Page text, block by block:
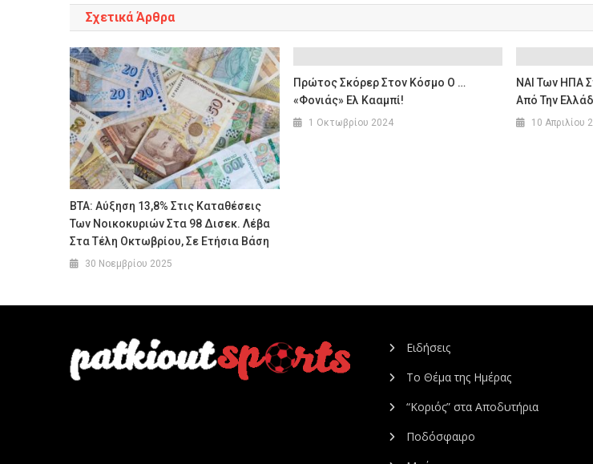
Σχετικά Άρθρα
ΒΤΑ: Αύξηση 13,8% Στις Καταθέσεις
Των Νοικοκυριών Στα 98 Δισεκ. Λέβα
Στα Τέλη Οκτωβρίου, Σε Ετήσια Βάση
30 Νοεμβρίου 2025
Πρώτος Σκόρερ Στον Κόσμο Ο …
«φονιάς» Ελ Κααμπί!
1 Οκτωβρίου 2024
ΝΑΙ Των ΗΠΑ
Από Την
10 Απριλίου
Ειδήσεις
Το Θέμα της Ημέρας
“Κοριός” στα Αποδυτήρια
Ποδόσφαιρο